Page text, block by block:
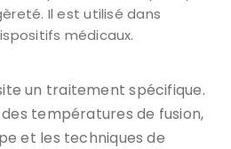
Il est utilisé dans
médicaux.
un traitement spécifique.
températures de fusion,
et les techniques de